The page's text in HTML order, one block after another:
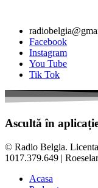
Facebook
Instagram
You Tube
Tik Tok
Ascultă în
© Radio Belgia.
1017.379.649 |
Acasa